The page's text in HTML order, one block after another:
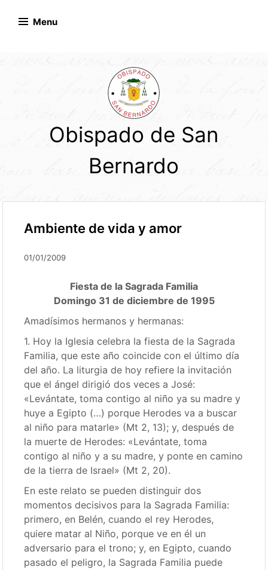
Menu
Obispado de San
Bernardo
Ambiente de vida y amor
01/01/2009
Fiesta de la Sagrada Familia
Domingo 31 de diciembre de 1995
Amadísimos hermanos y hermanas:
1. Hoy la Iglesia celebra la fiesta de la Sagrada
Familia, que este año coincide con el último día
del año. La liturgia de hoy refiere la invitación
que el ángel dirigió dos veces a José:
«Levántate, toma contigo al niño ya su madre y
huye a Egipto (…) porque Herodes va a buscar
al niño para matarle» (Mt 2, 13); y, después de
la muerte de Herodes: «Levántate, toma
contigo al niño y a su madre, y ponte en camino
de la tierra de Israel» (Mt 2, 20).
En este relato se pueden distinguir dos
momentos decisivos para la Sagrada Familia:
primero, en Belén, cuando el rey Herodes,
quiere matar al Niño, porque ve en él un
adversario para el trono; y, en Egipto, cuando
pasado el peligro, la Sagrada Familia puede